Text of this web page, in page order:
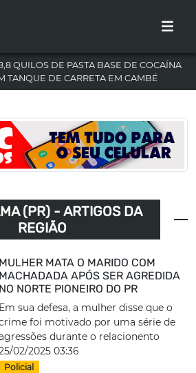
QUILOS DE PASTA BASE DE COCAÍNA
TANQUE DE CARRETA EM CAMBÉ
(PR) - ARTIGOS DA
REGIÃO
MULHER MATA O MARIDO COM
MACHADADA APÓS SER AGREDIDA
NO NORTE PIONEIRO DO PR
Em sua defesa, a mulher disse que o
foi motivado por uma série de
durante o relacionento
02/2025 03:36
Policial